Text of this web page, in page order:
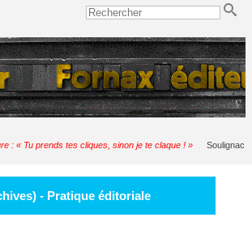
: « Tu prends tes cliques, sinon je te claque ! » Soulignac
- Pratique éditoriale